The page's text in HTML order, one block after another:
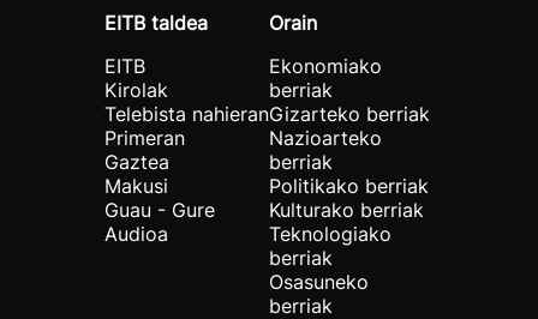
EITB taldea
EITB
Kirolak
Telebista nahieran
Primeran
Gaztea
Makusi
Guau - Gure
Audioa
Orain
Ekonomiako
berriak
Gizarteko berriak
Nazioarteko
berriak
Politikako berriak
Kulturako berriak
Teknologiako
berriak
Osasuneko
berriak